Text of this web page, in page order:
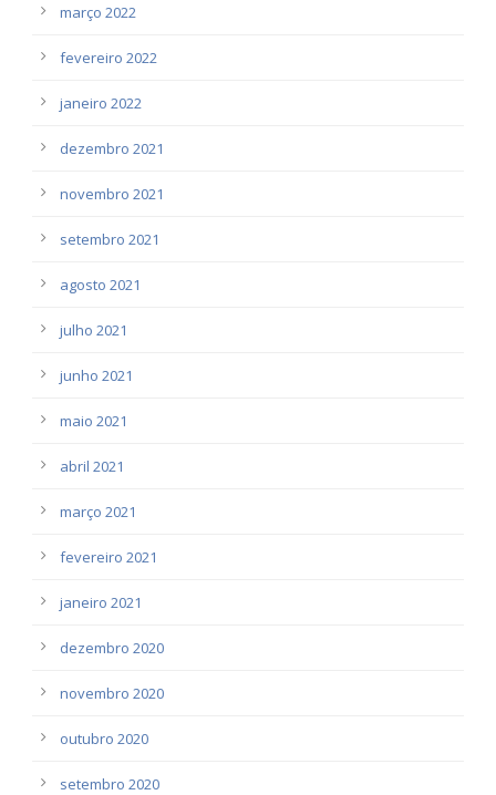
março 2022
fevereiro 2022
janeiro 2022
dezembro 2021
novembro 2021
setembro 2021
agosto 2021
julho 2021
junho 2021
maio 2021
abril 2021
março 2021
fevereiro 2021
janeiro 2021
dezembro 2020
novembro 2020
outubro 2020
setembro 2020